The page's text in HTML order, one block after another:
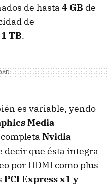
de hasta 4 GB de
de
1 TB.
es variable, yendo
Media
Nvidia
decir que ésta integra
por HDMI como plus
PCI Express x1 y